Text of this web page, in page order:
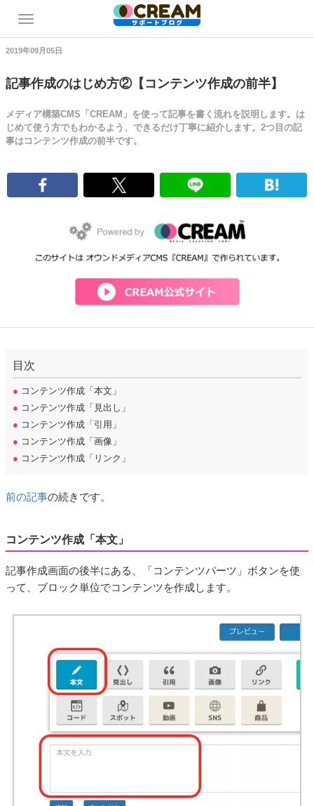
2019年09月05日
記事作成のはじめ方②【コンテンツ作成の前半】
メディア構築CMS「CREAM」を使って記事を書く流れを説明します。は
じめて使う方でもわかるよう、できるだけ丁寧に紹介します。2つ目の記
事はコンテンツ作成の前半です。
目次
● コンテンツ作成「本文」
● コンテンツ作成「見出し」
● コンテンツ作成「引用」
● コンテンツ作成「画像」
● コンテンツ作成「リンク」
前の記事の続きです。
コンテンツ作成「本文」
記事作成画面の後半にある、「コンテンツパーツ」ボタンを使
って、ブロック単位でコンテンツを作成します。